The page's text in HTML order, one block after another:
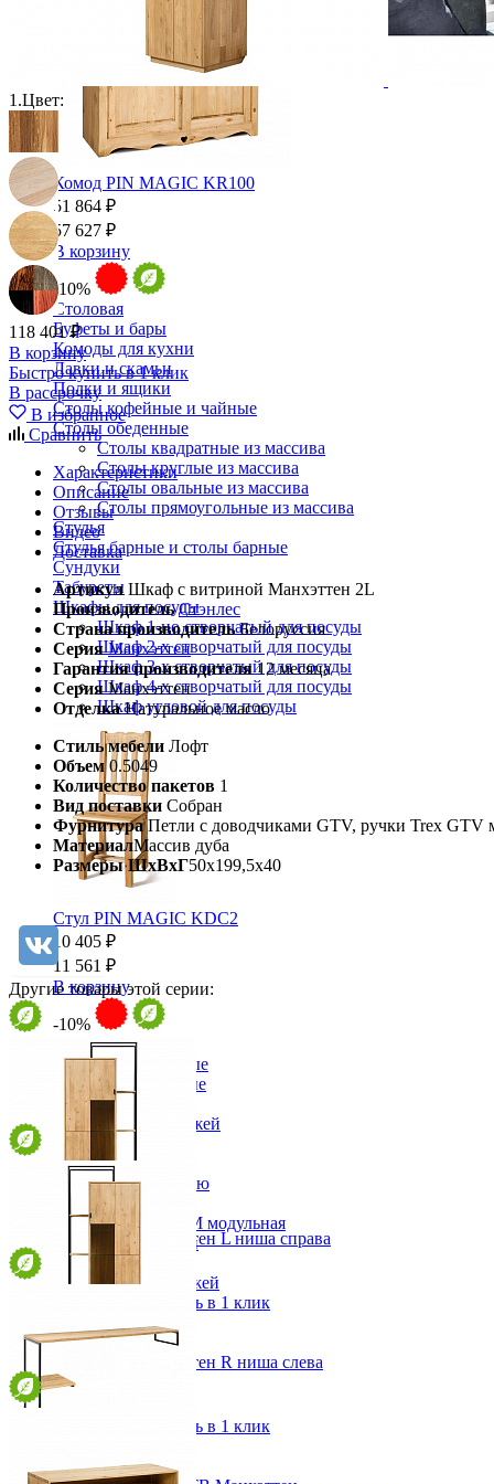
Комод PIN MAGIC KR100
51 864 ₽
57 627 ₽
В корзину
-10%
Столовая
Буфеты и бары
Комоды для кухни
Лавки и скамьи
Полки и ящики
Столы кофейные и чайные
Столы обеденные
Столы квадратные из массива
Столы круглые из массива
Столы овальные из массива
Столы прямоугольные из массива
Стулья
Стулья барные и столы барные
Сундуки
Табуреты
Шкафы для посуды
Шкаф 1-но створчатый для посуды
Шкаф 2-х створчатый для посуды
Шкаф 3-х створчатый для посуды
Шкаф 4-х створчатый для посуды
Шкаф угловой для посуды
Стул PIN MAGIC KDC2
10 405 ₽
11 561 ₽
В корзину
-10%
Прихожая
Вешалки напольные
Вешалки настенные
Газетница
Зеркала для прихожей
Ключницы
Консоли
Наборы в прихожую
Обувницы
Прихожая Вилия-М модульная
Скамьи и банкетки
Тумбы и комоды
Шкафы для прихожей
1.Цвет:
118 401 ₽
В корзину
Быстро купить в 1 клик
В рассрочку
В избранное
Сравнить
Характеристики
Описание
Отзывы
Видео
Доставка
Артикул Шкаф с витриной Манхэттен 2L
Производитель Стэнлес
Страна производитель Белоруссия
Серия Манхэттен
Гарантия производителя 12 месяца
Серия Манхэттен
Отделка Натуральное масло
Стиль мебели Лофт
Объем 0.5049
Количество пакетов 1
Вид поставки Собран
Фурнитура Петли с доводчиками GTV, ручки Trex GTV
МатериалМассив дуба
Размеры ШхВхГ50х199,5х40
Другие товары этой серии:
Шкаф навесной Манхэттен L ниша справа
от 114 952 ₽
70х172,8х40 см
Быстро купить в 1 клик
Шкаф навесной Манхэттен R ниша слева
от 114 952 ₽
70х172,8х40 см
Быстро купить в 1 клик